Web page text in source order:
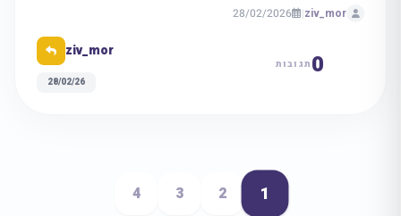
ziv_mor
|
28/02/2026
0 תגובות
ziv_mor
28/02/26
1
2
3
4